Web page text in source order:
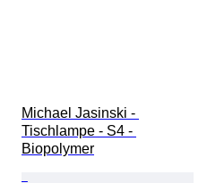
Michael Jasinski -
Tischlampe - S4 -
Biopolymer